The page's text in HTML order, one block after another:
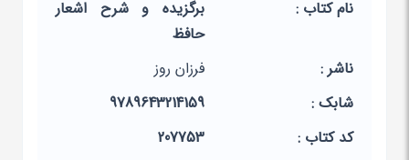
نام کتاب :
برگزیده و شرح اشعار
حافظ
ناشر :
فرزان روز
شابک :
9789643214159
کد کتاب :
207753